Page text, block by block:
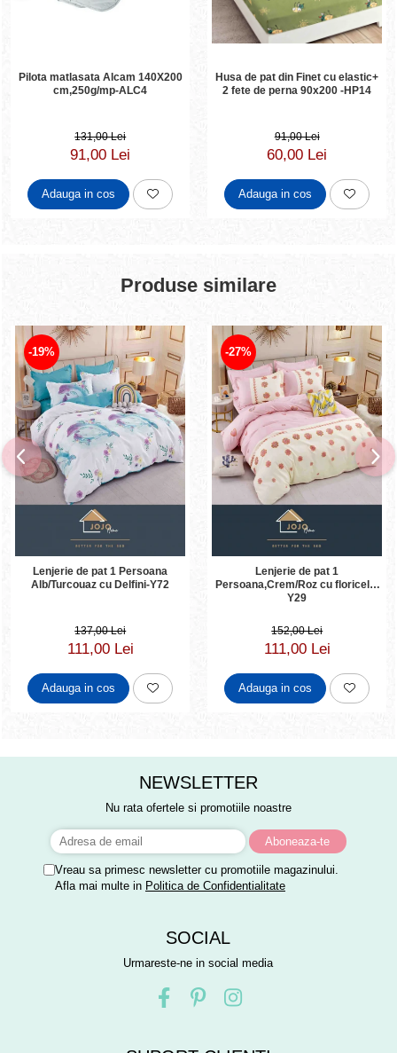
Pilota matlasata Alcam 140X200
cm,250g/mp-ALC4
131,00 Lei
91,00 Lei
Adauga in cos
Husa de pat din Finet cu elastic+
2 fete de perna 90x200 -HP14
91,00 Lei
60,00 Lei
Adauga in cos
Produse similare
-19%
Lenjerie de pat 1 Persoana
Alb/Turcouaz cu Delfini-Y72
137,00 Lei
111,00 Lei
Adauga in cos
-27%
Lenjerie de pat 1
Persoana,Crem/Roz cu floricele-
Y29
152,00 Lei
111,00 Lei
Adauga in cos
NEWSLETTER
Nu rata ofertele si promotiile noastre
Vreau sa primesc newsletter cu promotiile magazinului.
Afla mai multe in Politica de Confidentialitate
SOCIAL
Urmareste-ne in social media